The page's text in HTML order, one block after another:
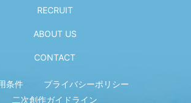
RECRUIT
ABOUT US
CONTACT
条件
プライバシーポリシー
二次創作ガイドライン